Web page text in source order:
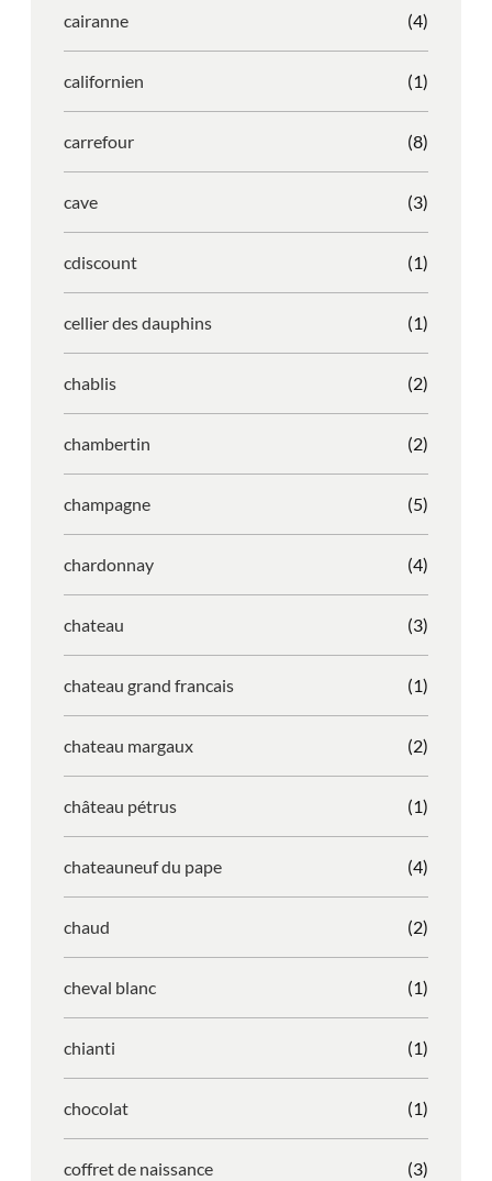
cairanne (4)
californien (1)
carrefour (8)
cave (3)
cdiscount (1)
cellier des dauphins (1)
chablis (2)
chambertin (2)
champagne (5)
chardonnay (4)
chateau (3)
chateau grand francais (1)
chateau margaux (2)
château pétrus (1)
chateauneuf du pape (4)
chaud (2)
cheval blanc (1)
chianti (1)
chocolat (1)
coffret de naissance (3)